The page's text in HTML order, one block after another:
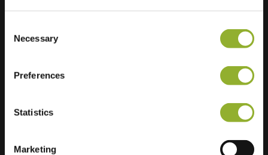
Selection
Necessary
Preferences
Statistics
Marketing